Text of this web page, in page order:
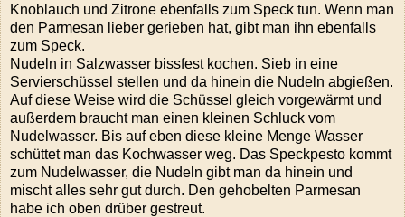
Knoblauch und Zitrone ebenfalls zum Speck tun. Wenn man
den Parmesan lieber gerieben hat, gibt man ihn ebenfalls
zum Speck.
Nudeln in Salzwasser bissfest kochen. Sieb in eine
Servierschüssel stellen und da hinein die Nudeln abgießen.
Auf diese Weise wird die Schüssel gleich vorgewärmt und
außerdem braucht man einen kleinen Schluck vom
Nudelwasser. Bis auf eben diese kleine Menge Wasser
schüttet man das Kochwasser weg. Das Speckpesto kommt
zum Nudelwasser, die Nudeln gibt man da hinein und
mischt alles sehr gut durch. Den gehobelten Parmesan
habe ich oben drüber gestreut.